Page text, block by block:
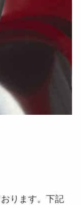
ります。下記